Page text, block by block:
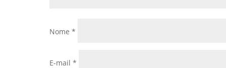
Nome *
E-mail *